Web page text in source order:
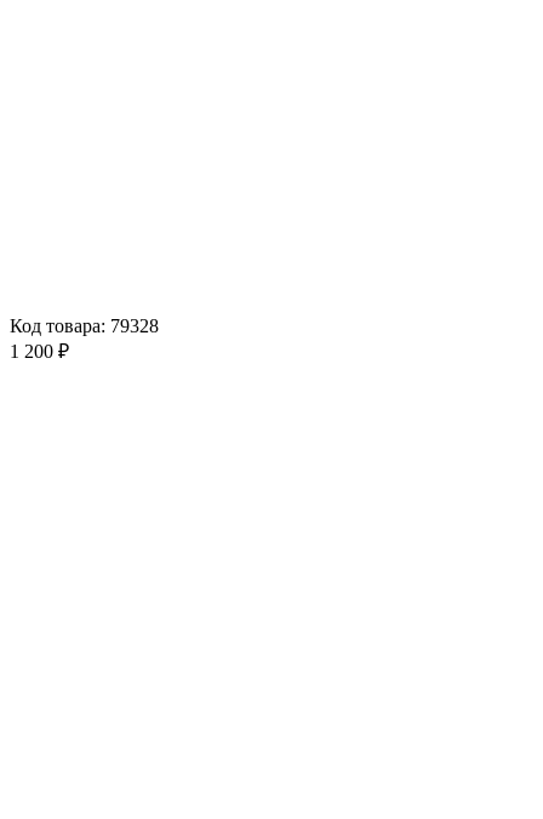
Код товара: 79328
1 200 ₽